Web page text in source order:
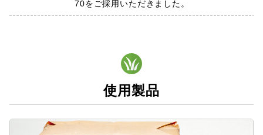
70をご採用いただきました。
使用製品